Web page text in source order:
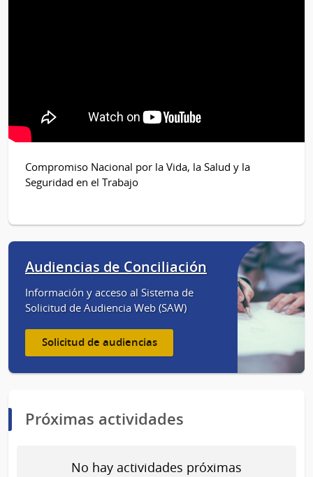
Compromiso Nacional por la Vida, la Salud y la
Seguridad en el Trabajo
Audiencias de Conciliación
Información y acceso al Sistema de
Solicitud de Audiencia Web (SAW)
Solicitud de audiencias
Próximas actividades
No hay actividades próximas